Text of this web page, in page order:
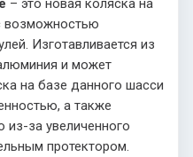
– это новая коляска на
возможностью
Изготавливается из
и может
на базе данного шасси
а также
за увеличенного
протектором.